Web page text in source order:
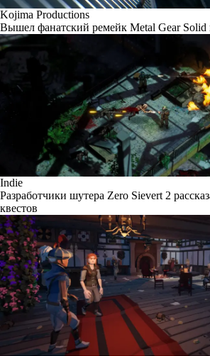
Kojima Productions
Вышел фанатский ремейк Metal Gear
Indie
Разработчики шутера Zero Sievert 2
квестов